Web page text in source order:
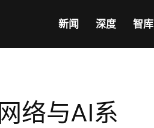
新闻 深度 智库
络与AI系